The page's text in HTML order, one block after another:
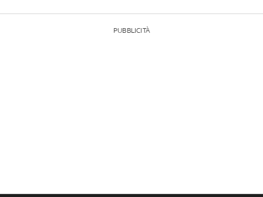
PUBBLICITÀ